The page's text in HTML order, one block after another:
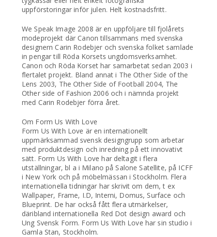
uppförstoringar inför julen. Helt kostnadsfritt.
We Speak Image 2008 är en uppföljare till fjolårets
modeprojekt där Canon tillsammans med svenska
designern Carin Rodebjer och svenska folket samlade
in pengar till Röda Korsets ungdomsverksamhet.
Canon och Röda Korset har samarbetat sedan 2003 i
flertalet projekt. Bland annat i The Other Side of the
Lens 2003, The Other Side of Football 2004, The
Other side of Fashion 2006 och i nämnda projekt
med Carin Rodebjer förra året.
Om Form Us With Love
Form Us With Love är en internationellt
uppmärksammad svensk designgrupp som arbetar
med produktdesign och inredning på ett innovativt
sätt. Form Us With Love har deltagit i flera
utställningar, bl a i Milano på Salone Satellite, på ICFF
i New York och på möbelmässan i Stockholm. Flera
internationella tidningar har skrivit om dem, t ex
Wallpaper, Frame, I.D, Interni, Domus, Surface och
Blueprint. De har också fått flera utmärkelser,
däribland internationella Red Dot design award och
Ung Svensk Form. Form Us With Love har sin studio i
Gamla Stan, Stockholm.